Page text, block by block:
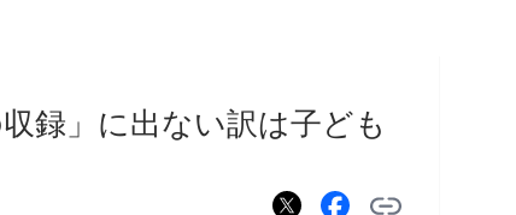
録」に出ない訳は子ども